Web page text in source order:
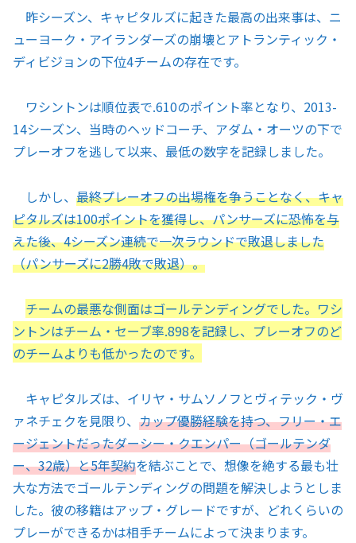
昨シーズン、キャピタルズに起きた最高の出来事は、ニ
ューヨーク・アイランダーズの崩壊とアトランティック・
ディビジョンの下位4チームの存在です。
ワシントンは順位表で.610のポイント率となり、2013-
14シーズン、当時のヘッドコーチ、アダム・オーツの下で
プレーオフを逃して以来、最低の数字を記録しました。
しかし、 最終プレーオフの出場権を争うことなく、キャ
ピタルズは100ポイントを獲得し、パンサーズに恐怖を与
えた後、4シーズン連続で一次ラウンドで敗退しました
（パンサーズに2勝4敗で敗退）。
チームの最悪な側面はゴールテンディングでした。ワシ
ントンはチーム・セーブ率.898を記録し、プレーオフのど
のチームよりも低かったのです。
キャピタルズは、イリヤ・サムソノフとヴィテック・ヴ
ァネチェクを見限り、 カップ優勝経験を持つ、フリー・エ
ージェントだったダーシー・クエンパー（ゴールテンダ
ー、32歳）と5年契約を結ぶことで、想像を絶する最も壮
大な方法でゴールテンディングの問題を解決しようとしま
した。彼の移籍はアップ・グレードですが、どれくらいの
プレーができるかは相手チームによって決まります。